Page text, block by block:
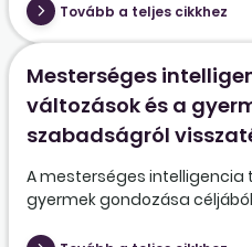
Tovább a teljes cikkhez
Mesterséges
változások és a
szabadságról
A mesterséges intelligencia
gyermek gondozása